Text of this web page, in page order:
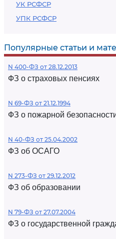
УК РСФСР
УПК РСФСР
Популярные статьи и
N 400-ФЗ от 28.12.2013
ФЗ о страховых пенсиях
N 69-ФЗ от 21.12.1994
ФЗ о пожарной
N 40-ФЗ от 25.04.2002
ФЗ об ОСАГО
N 273-ФЗ от 29.12.2012
ФЗ об образовании
N 79-ФЗ от 27.07.2004
ФЗ о государственной